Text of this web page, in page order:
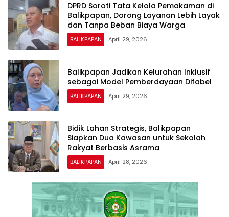
DPRD Soroti Tata Kelola Pemakaman di
Balikpapan, Dorong Layanan Lebih Layak
dan Tanpa Beban Biaya Warga
BALIKPAPAN April 29, 2026
Balikpapan Jadikan Kelurahan Inklusif
sebagai Model Pemberdayaan Difabel
BALIKPAPAN April 29, 2026
Bidik Lahan Strategis, Balikpapan
Siapkan Dua Kawasan untuk Sekolah
Rakyat Berbasis Asrama
BALIKPAPAN April 28, 2026